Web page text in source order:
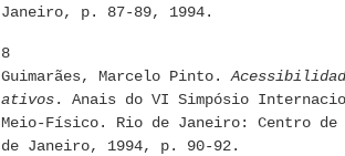
Janeiro, p. 87-89, 1994.
8
Guimarães, Marcelo Pinto.
ativos. Anais do VI Simpósio
Meio-Físico. Rio de Janeiro: Centro de
de Janeiro, 1994, p. 90-92.